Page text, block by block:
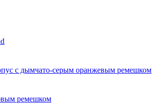
с дымчато-серым оранжевым ремешком
ремешком